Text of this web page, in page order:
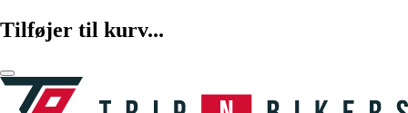
Tilføjer til kurv...